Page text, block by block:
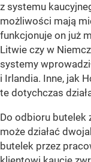
z systemu
możliwości mają
funkcjonuje on już
Litwie czy w
systemy
i Irlandia. Inne, jak
te dotychczas
Do odbioru butelek
może działać
butelek przez